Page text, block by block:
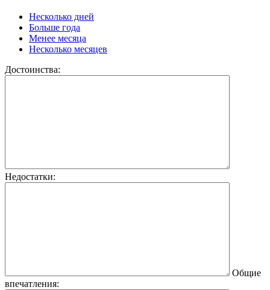
Несколько дней
Больше года
Менее месяца
Несколько месяцев
Достоинства:
Недостатки:
Общие
впечатления: